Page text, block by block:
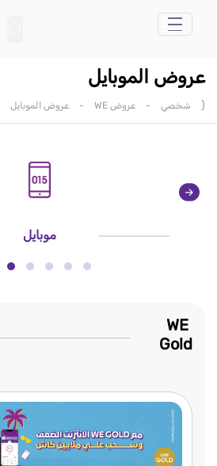
تخطي إلى المحتوى الرئيسي
عروض الموبايل
( شخصي - عروض WE - عروض الموبايل
موبايل
WE
Gold